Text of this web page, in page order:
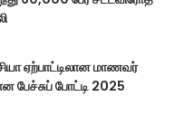
ஏற்பாட்டிலான மாணவர்
பேச்சுப் போட்டி 2025